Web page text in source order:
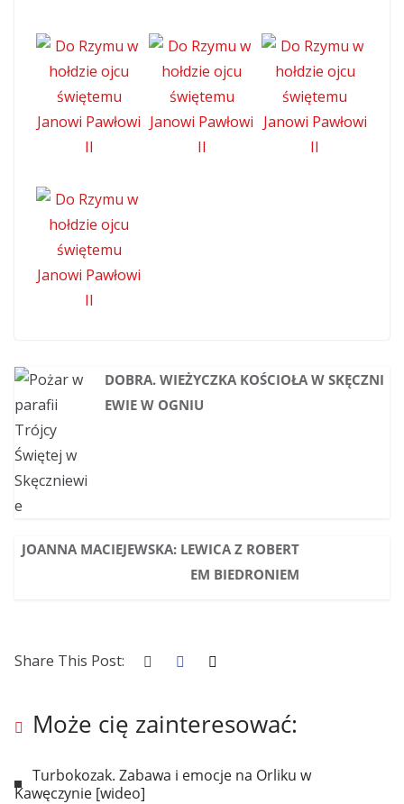
DOBRA. WIEŻYCZKA KOŚCIOŁA W SKĘCZNI
EWIE W OGNIU
JOANNA MACIEJEWSKA: LEWICA Z ROBERT
EM BIEDRONIEM
Share This Post:
Może cię zainteresować:
Turbokozak. Zabawa i emocje na Orliku w
Kawęczynie [wideo]